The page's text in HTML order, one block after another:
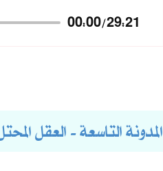
00:00/29:21
المدونة التاسعة - العقل